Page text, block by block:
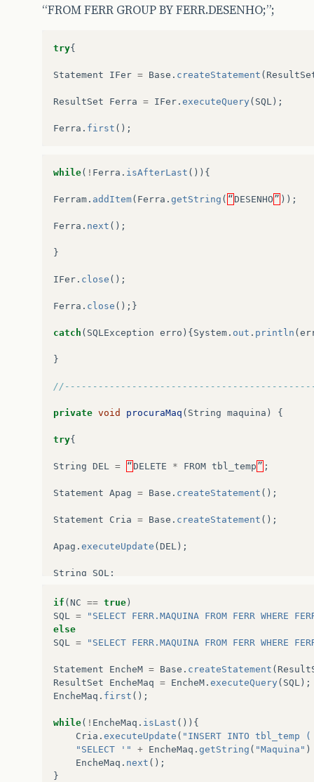
“FROM FERR GROUP BY FERR.DESENHO;”;
try{
Statement IFer = Base . createStatement (
ResultSet Ferra = IFer . executeQuery ( SQL );
Ferra . first ();
while( ! Ferra . isAfterLast ()){
Ferram . addItem( Ferra . getString ( “DESENHO ” ));
Ferra . next ();
}
IFer . close ();
Ferra . close ();}
catch ( SQLException erro ){System . out . println (
}
private void procuraMaq ( String maquina ) {
try{
String DEL = “DELETE * FROM tbl_temp ” ;
Statement Apag = Base . createStatement ();
Statement Cria = Base . createStatement ();
Apag . executeUpdate (DEL );
String SQL ;
if (NC == true)
SQL
=
"SELECT FERR.MAQUINA FROM FERR WHERE
else
SQL
= "SELECT FERR.MAQUINA FROM FERR WHERE
Statement EncheM = Base . createStatement (
ResultSet
EncheMaq = EncheM . executeQuery ( SQL );
EncheMaq . first ();
while( ! EncheMaq . isLast ()){
Cria . executeUpdate ( "INSERT INTO
"SELECT '"
+ EncheMaq . getString ( "Maquina" )
EncheMaq . next ();
}